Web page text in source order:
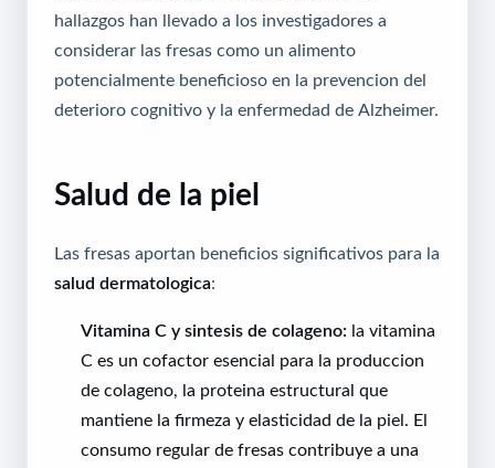
hallazgos han llevado a los investigadores a
considerar las fresas como un alimento
potencialmente beneficioso en la prevencion del
deterioro cognitivo y la enfermedad de Alzheimer.
Salud de la piel
Las fresas aportan beneficios significativos para la
salud dermatologica:
Vitamina C y sintesis de colageno: la vitamina
C es un cofactor esencial para la produccion
de colageno, la proteina estructural que
mantiene la firmeza y elasticidad de la piel. El
consumo regular de fresas contribuye a una